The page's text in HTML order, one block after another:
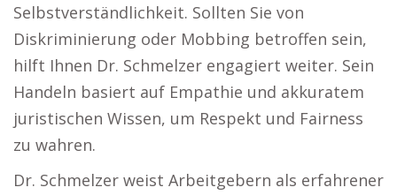
Selbstverständlichkeit. Sollten Sie von
Diskriminierung oder Mobbing betroffen sein,
hilft Ihnen Dr. Schmelzer engagiert weiter. Sein
Handeln basiert auf Empathie und akkuratem
juristischen Wissen, um Respekt und Fairness
zu wahren.
Dr. Schmelzer weist Arbeitgebern als erfahrener